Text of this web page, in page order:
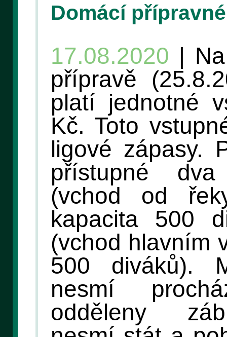
Domácí
17.08.2020 |
přípravě
platí jednotné
Kč. Toto
ligové zápasy.
přístupné
(vchod od
kapacita 500
(vchod hlavním
500 diváků).
nesmí
odděleny